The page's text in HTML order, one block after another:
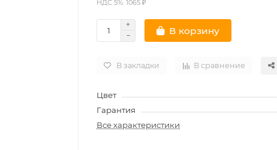
НДС 5%: 1065 ₽
В корзину
В закладки В сравнение
Цвет
Гарантия
Все характеристики